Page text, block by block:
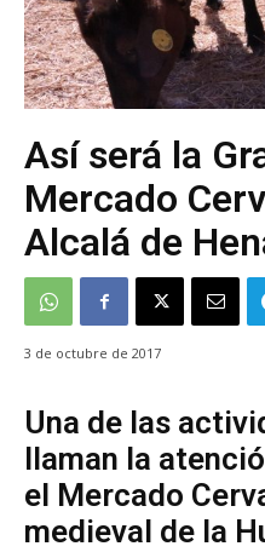
Así será la
Mercado
Alcalá de
3 de octubre de 2017
Una de las
llaman la
el Mercado
medieval de la